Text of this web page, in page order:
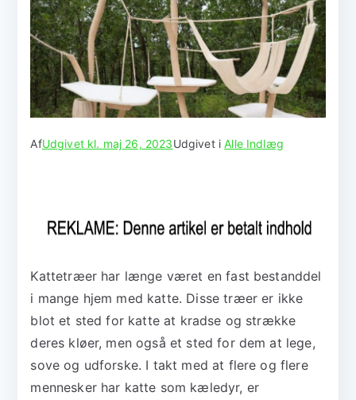
AfUdgivet kl. maj 26, 2023Udgivet iAlle Indlæg
Kattetræer har længe været en fast bestanddel
i mange hjem med katte. Disse træer er ikke
blot et sted for katte at kradse og strække
deres kløer, men også et sted for dem at lege,
sove og udforske. I takt med at flere og flere
mennesker har katte som kæledyr, er